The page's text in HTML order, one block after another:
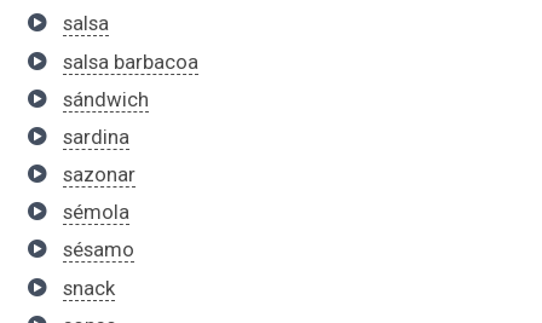
salsa
salsa barbacoa
sándwich
sardina
sazonar
sémola
sésamo
snack